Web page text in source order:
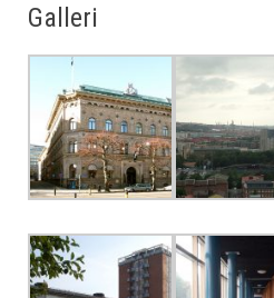
Galleri